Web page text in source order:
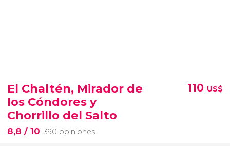
El Chaltén, Mirador de
los Cóndores y
Chorrillo del Salto
8,8 / 10 390 opiniones
110 US$